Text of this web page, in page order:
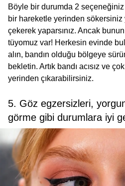
Böyle bir durumda 2 seçeneğiniz
bir hareketle yerinden sökersiniz
çekerek yaparsınız. Ancak
tüyomuz var! Herkesin evinde
alın, bandın olduğu bölgeye
bekletin. Artık bandı acısız ve
yerinden çıkarabilirsiniz.
5. Göz egzersizleri,
görme gibi durumlara iyi